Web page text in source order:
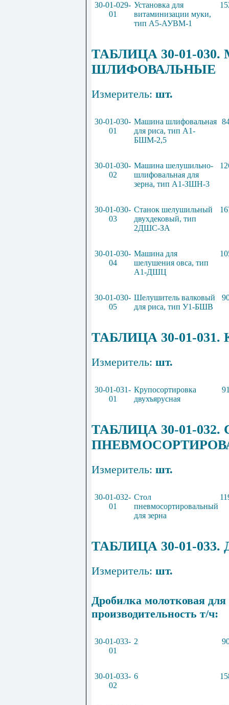
30-01-029-
01
Установка для
витаминизации муки,
тип А5-АУВМ-1
ТАБЛИЦА 30-01-
ШЛИФОВАЛЬНЫЕ
Измеритель: шт.
30-01-030-
01
Машина шлифовальная
для риса, тип А1-
БШМ-2,5
30-01-030-
02
Машина шелушильно-
шлифовальная для
зерна, тип А1-ЗШН-3
30-01-030-
03
Станок шелушильный
двухдековый, тип
2ДШС-ЗА
30-01-030-
04
Машина для
шелушения овса, тип
А1-ДШЦ
30-01-030-
05
Шелушитель валковый
для риса, тип У1-БШВ
ТАБЛИЦА 30-01-
Измеритель: шт.
30-01-031-
01
Крупосортировка
двухъярусная
ТАБЛИЦА 30-01-
Измеритель: шт.
30-01-032-
01
Стол
пневмосортировальный
для зерна
ТАБЛИЦА 30-01-
Измеритель: шт.
Дробилка молотковая для
производительность т/ч:
30-01-033-
01
2
30-01-033-
02
6